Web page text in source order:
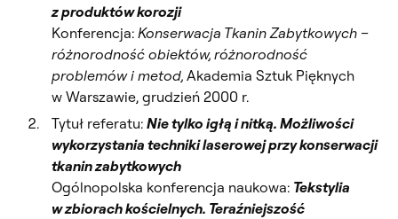
z produktów korozji
Konferencja: Konserwacja Tkanin Zabytkowych –
różnorodność obiektów, różnorodność
problemów i metod, Akademia Sztuk Pięknych
w Warszawie, grudzień 2000 r.
Tytuł referatu: Nie tylko igłą i nitką. Możliwości
wykorzystania techniki laserowej przy konserwacji
tkanin zabytkowych
Ogólnopolska konferencja naukowa: Tekstylia
w zbiorach kościelnych. Teraźniejszość